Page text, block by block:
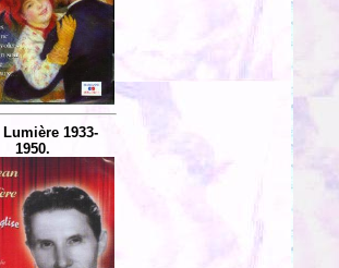
Lumière 1933-
1950.